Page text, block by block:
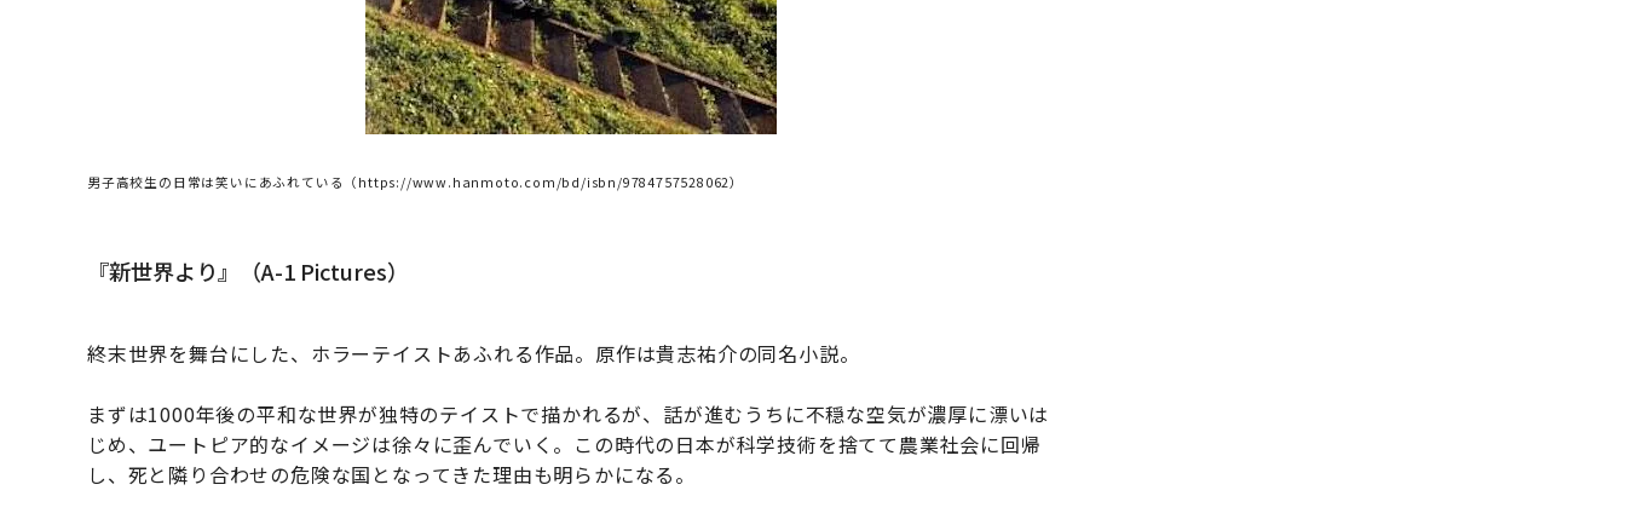
男子高校生の日常は笑いにあふれている（https://www.hanmoto.com/bd/isbn/9784757528062）
『新世界より』（A-1 Pictures）
終末世界を舞台にした、ホラーテイストあふれる作品。原作は貴志祐介の同名小説。
まずは1000年後の平和な世界が独特のテイストで描かれるが、話が進むうちに不穏な空気が濃厚に漂いは
じめ、ユートピア的なイメージは徐々に歪んでいく。この時代の日本が科学技術を捨てて農業社会に回帰
し、死と隣り合わせの危険な国となってきた理由も明らかになる。